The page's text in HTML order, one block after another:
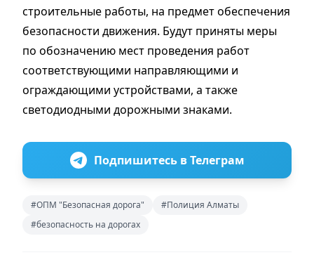
строительные работы, на предмет обеспечения
безопасности движения. Будут приняты меры
по обозначению мест проведения работ
соответствующими направляющими и
ограждающими устройствами, а также
светодиодными дорожными знаками.
Подпишитесь в Телеграм
#ОПМ "Безопасная дорога"
#Полиция Алматы
#безопасность на дорогах